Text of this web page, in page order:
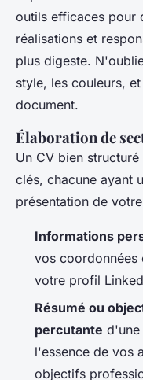
outils efficaces pour
réalisations et
plus digeste.
style, les couleurs,
document.
Élaboration de
Un CV bien
clés, chacune ayant
présentation de
Informations
vos coordonnées
votre profil
Résumé ou
percutante d'une
l'essence de vos
objectifs